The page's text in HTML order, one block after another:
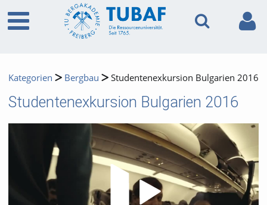
Kategorien Bergbau Studentenexkursion Bulgarien 2016
Studentenexkursion Bulgarien 2016